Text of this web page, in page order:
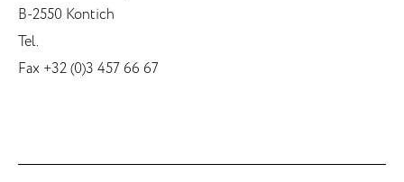
B-2550 Kontich
Tel.
Fax +32 (0)3 457 66 67